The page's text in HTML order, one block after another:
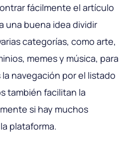
fácilmente el artículo
una buena idea dividir
categorías, como arte,
memes y música, para
navegación por el listado
también facilitan la
si hay muchos
plataforma.